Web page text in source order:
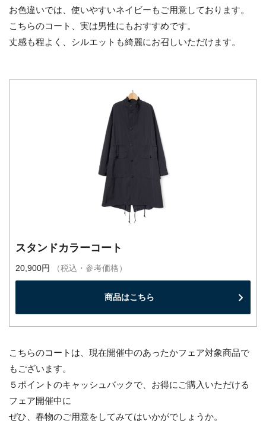
お色違いでは、使いやすいネイビーもご用意しております。
こちらのコート、実は男性にもおすすめです。
丈感も程よく、シルエットも綺麗にお召しいただけます。
スタンドカラーコート
20,900円 （税込・参考価格）
商品はこちら
こちらのコートは、現在開催中のあったかフェア対象商品で
もございます。
５ポイントのキャッシュバックで、お得にご購入いただける
フェア開催中に
ぜひ、春物のご用意をしてみてはいかがでしょうか。